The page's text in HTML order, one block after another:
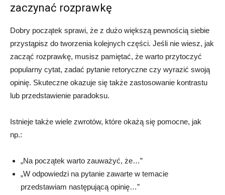
zaczynać rozprawkę
Dobry początek sprawi, że z dużo większą pewnością siebie
przystąpisz do tworzenia kolejnych części. Jeśli nie wiesz, jak
zacząć rozprawkę, musisz pamiętać, że warto przytoczyć
popularny cytat, zadać pytanie retoryczne czy wyrazić swoją
opinię. Skuteczne okazuje się także zastosowanie kontrastu
lub przedstawienie paradoksu.
Istnieje także wiele zwrotów, które okażą się pomocne, jak
np.:
„Na początek warto zauważyć, że…”
„W odpowiedzi na pytanie zawarte w temacie
przedstawiam następującą opinię…”